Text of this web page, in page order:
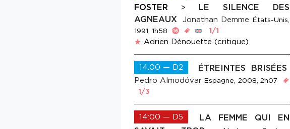
FOSTER
> LE SILENCE DES
AGNEAUX
Jonathan Demme États-Unis,
1991, 1h58
1/1
Adrien Dénouette (critique)
14:00 — D2 ÉTREINTES BRISÉES
Pedro Almodóvar Espagne, 2008, 2h07
1/3
14:00 — D5
LA FEMME QUI EN